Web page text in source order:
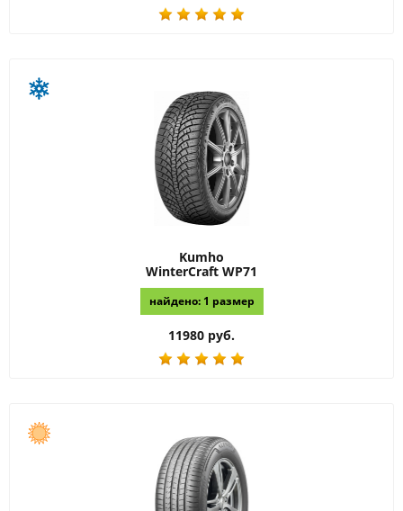
Kumho
WinterCraft WP71
найдено: 1 размер
11980 руб.